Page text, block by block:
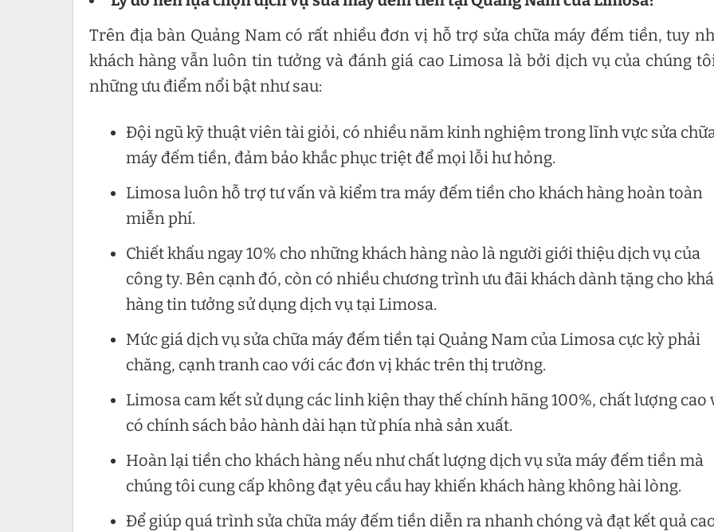
Trên địa bàn Quảng Nam có rất nhiều đơn vị hỗ trợ sửa chữa máy đếm tiền, tuy
khách hàng vẫn luôn tin tưởng và đánh giá cao Limosa là bởi dịch vụ của chúng
những ưu điểm nổi bật như sau:
Đội ngũ kỹ thuật viên tài giỏi, có nhiều năm kinh nghiệm trong lĩnh vực sửa
máy đếm tiền, đảm bảo khắc phục triệt để mọi lỗi hư hỏng.
Limosa luôn hỗ trợ tư vấn và kiểm tra máy đếm tiền cho khách hàng hoàn toàn
miễn phí.
Chiết khấu ngay 10% cho những khách hàng nào là người giới thiệu dịch vụ của
công ty. Bên cạnh đó, còn có nhiều chương trình ưu đãi khách dành tặng cho
hàng tin tưởng sử dụng dịch vụ tại Limosa.
Mức giá dịch vụ sửa chữa máy đếm tiền tại Quảng Nam của Limosa cực kỳ phải
chăng, cạnh tranh cao với các đơn vị khác trên thị trường.
Limosa cam kết sử dụng các linh kiện thay thế chính hãng 100%, chất lượng cao
có chính sách bảo hành dài hạn từ phía nhà sản xuất.
Hoàn lại tiền cho khách hàng nếu như chất lượng dịch vụ sửa máy đếm tiền mà
chúng tôi cung cấp không đạt yêu cầu hay khiến khách hàng không hài lòng.
Để giúp quá trình sửa chữa máy đếm tiền diễn ra nhanh chóng và đạt kết quả